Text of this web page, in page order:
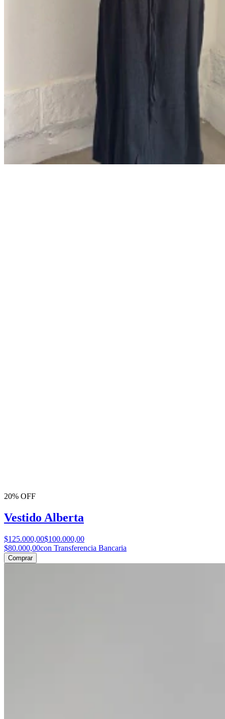
20% OFF
Vestido Alberta
$125.000,00$100.000,00
$80.000,00con Transferencia Bancaria
Comprar